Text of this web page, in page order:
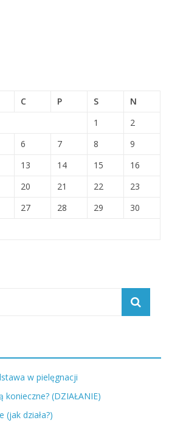
C P S
N
1
2
6 7 8
9
13 14 15
16
20 21 22
23
27 28 29
30
w pielęgnacji
(DZIAŁANIE)
(jak działa?)